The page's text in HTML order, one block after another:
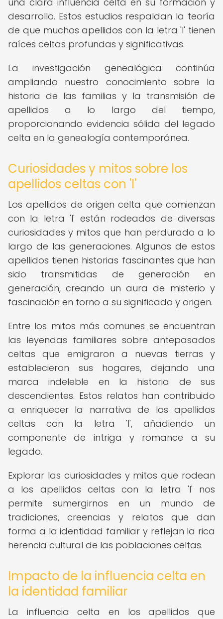
desarrollo. Estos estudios respaldan la teoría
de que muchos apellidos con la letra 'I' tienen
raíces celtas profundas y significativas.
La investigación genealógica continúa
ampliando nuestro conocimiento sobre la
historia de las familias y la transmisión de
apellidos a lo largo del tiempo,
proporcionando evidencia sólida del legado
celta en la genealogía contemporánea.
Curiosidades y mitos sobre los
apellidos celtas con 'I'
Los apellidos de origen celta que comienzan
con la letra 'I' están rodeados de diversas
curiosidades y mitos que han perdurado a lo
largo de las generaciones. Algunos de estos
apellidos tienen historias fascinantes que han
sido transmitidas de generación en
generación, creando un aura de misterio y
fascinación en torno a su significado y origen.
Entre los mitos más comunes se encuentran
las leyendas familiares sobre antepasados
celtas que emigraron a nuevas tierras y
establecieron sus hogares, dejando una
marca indeleble en la historia de sus
descendientes. Estos relatos han contribuido
a enriquecer la narrativa de los apellidos
celtas con la letra 'I', añadiendo un
componente de intriga y romance a su
legado.
Explorar las curiosidades y mitos que rodean
a los apellidos celtas con la letra 'I' nos
permite sumergirnos en un mundo de
tradiciones, creencias y relatos que dan
forma a la identidad familiar y reflejan la rica
herencia cultural de las poblaciones celtas.
Impacto de la influencia celta en
la identidad familiar
La influencia celta en los apellidos que